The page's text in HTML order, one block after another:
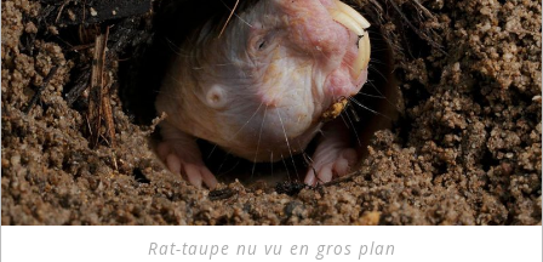
Rat-taupe nu vu en gros plan